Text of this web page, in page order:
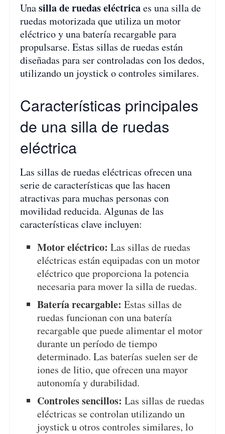
Unasilla de ruedas eléctricaes una silla de
ruedas motorizada que utiliza un motor
eléctrico y una batería recargable para
propulsarse. Estas sillas de ruedas están
diseñadas para ser controladas con los dedos,
utilizando un joystick o controles similares.
Características principales
de una silla de ruedas
eléctrica
Las sillas de ruedas eléctricas ofrecen una
serie de características que las hacen
atractivas para muchas personas con
movilidad reducida. Algunas de las
características clave incluyen:
Motor eléctrico: Las sillas de ruedas
eléctricas están equipadas con un motor
eléctrico que proporciona la potencia
necesaria para mover la silla de ruedas.
Batería recargable: Estas sillas de
ruedas funcionan con una batería
recargable que puede alimentar el motor
durante un período de tiempo
determinado. Las baterías suelen ser de
iones de litio, que ofrecen una mayor
autonomía y durabilidad.
Controles sencillos: Las sillas de ruedas
eléctricas se controlan utilizando un
joystick u otros controles similares, lo